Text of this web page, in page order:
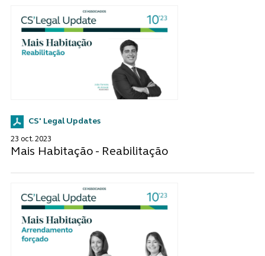
CS' Legal Updates
23 oct. 2023
Mais Habitação - Reabilitação